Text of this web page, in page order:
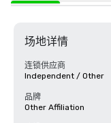
场地详情
连锁供应商
Independent / Other
品牌
Other Affiliation